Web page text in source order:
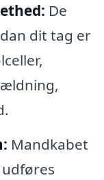
De
dit tag er
Mandkabet